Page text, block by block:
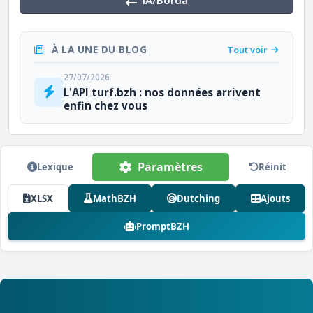
À LA UNE DU BLOG Tout voir
27/07/2026
L'API turf.bzh : nos données arrivent
enfin chez vous
Lexique Paramètres Réinit
XLSX MathBZH Dutching Ajouts
PromptBZH